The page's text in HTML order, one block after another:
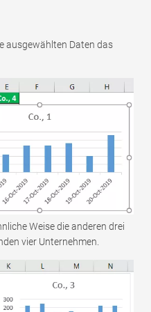
ausgewählten Daten das
Weise die anderen drei
vier Unternehmen.